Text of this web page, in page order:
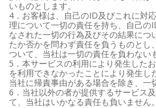
いものとします。
4．お客様は、自己のID及びこれに対
理について一切の責任を持ち、自己の
なされた一切の行為及びその結果につ
たか否かを問わず責任を負うものとし
ついて、当社は一切の責任を負わない
5．本サービスの利用により発生した
を利用できなかったことにより発生し
当社に帰責事由がある場合を除き、一
6．当社以外の者が提供するサービス
て、当社はいかなる責任も負いません。